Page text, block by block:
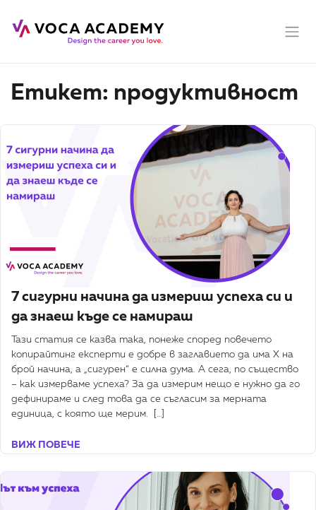
Етикет: продуктивност
7 сигурни начина да измериш успеха си и
да знаеш къде се намираш
Тази статия се казва така, понеже според повечето
копирайтинг експерти е добре в заглавието да има Х на
брой начина, а „сигурен“ е силна дума. А сега, по същество
– как измерваме успеха? За да измерим нещо е нужно да го
дефинираме и след това да се съгласим за мерната
единица, с която ще мерим. […]
ВИЖ ПОВЕЧЕ